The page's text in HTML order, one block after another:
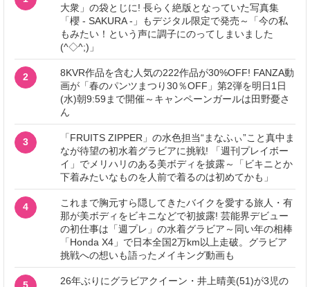
大衆」の袋とじに! 長らく絶版となっていた写真集
「櫻 - SAKURA -」もデジタル限定で発売～「今の私
もみたい！という声に調子にのってしまいました
(^◇^;)」
2
8KVR作品を含む人気の222作品が30%OFF! FANZA動
画が「春のパンツまつり30％OFF」第2弾を明日1日
(水)朝9:59まで開催～キャンペーンガールは田野憂さ
ん
3
「FRUITS ZIPPER」の水色担当“まなふぃ”こと真中ま
なが待望の初水着グラビアに挑戦! 「週刊プレイボー
イ」でメリハリのある美ボディを披露～「ビキニとか
下着みたいなものを人前で着るのは初めてかも」
4
これまで胸元すら隠してきたバイクを愛する旅人・有
那が美ボディをビキニなどで初披露! 芸能界デビュー
の初仕事は「週プレ」の水着グラビア～同い年の相棒
「Honda X4」で日本全国2万km以上走破。グラビア
挑戦への想いも語ったメイキング動画も
26年ぶりにグラビアクイーン・井上晴美(51)が3児の